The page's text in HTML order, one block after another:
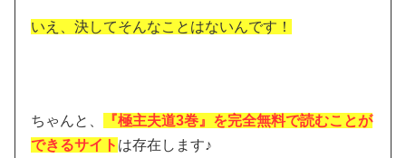
いえ、決してそんなことはないんです！
ちゃんと、
『極主夫道3巻』を完全無料で読むことが
できるサイト は存在します♪